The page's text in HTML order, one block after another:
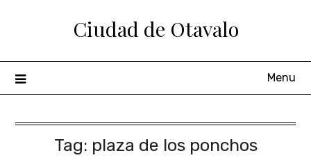
Ciudad de Otavalo
Menu
Tag: plaza de los ponchos